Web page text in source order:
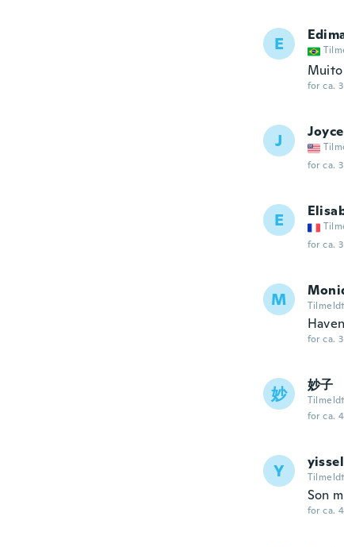
E
for ca.
J Joyce
for ca.
E
for ca.
M
for ca.
妙 妙子
for ca.
Y
Son
for ca.